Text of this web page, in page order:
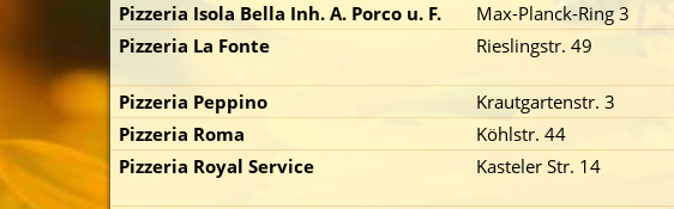
Pizzeria Isola Bella Inh. A. Porco u. F.
Max-Planck-Ring 3
Pizzeria La Fonte
Rieslingstr. 49
Pizzeria Peppino Krautgartenstr. 3
Pizzeria Roma
Köhlstr. 44
Pizzeria Royal Service
Kasteler Str. 14